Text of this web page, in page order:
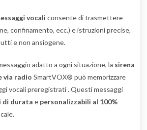
vocali consente di trasmettere
confinamento, ecc.) e istruzioni precise,
e non ansiogene.
adatto a ogni situazione, la sirena
via radio SmartVOX® può memorizzare
vocali preregistrati . Questi messaggi
di durata e personalizzabili al 100%